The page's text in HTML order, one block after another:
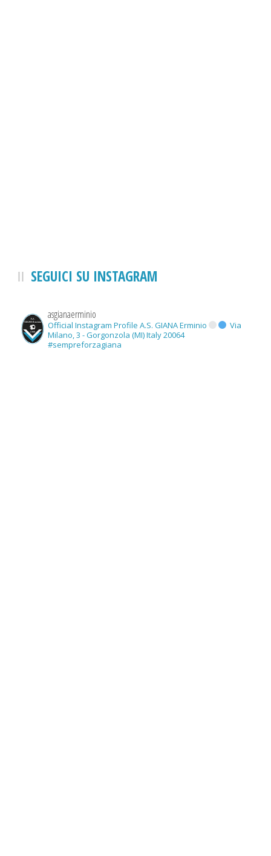
SEGUICI SU INSTAGRAM
asgianaerminio
Official Instagram Profile A.S. GIANA Erminio
Via
Milano, 3 - Gorgonzola (MI) Italy 20064
#sempreforzagiana